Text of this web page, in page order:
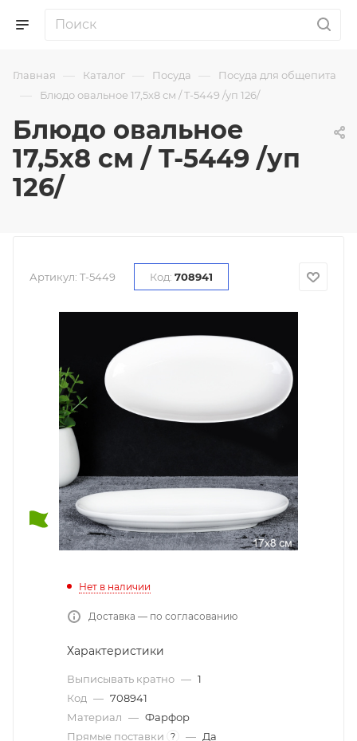
Главная — Каталог — Посуда — Посуда для общепита
— Блюдо овальное 17,5х8 см / T-5449 /уп 126/
Блюдо овальное
17,5х8 см / T-5449 /уп
126/
Артикул: T-5449 Код: 708941
Нет в наличии
Доставка — по согласованию
Характеристики
Выписывать кратно — 1
Код — 708941
Материал — Фарфор
Прямые поставки
? — Да